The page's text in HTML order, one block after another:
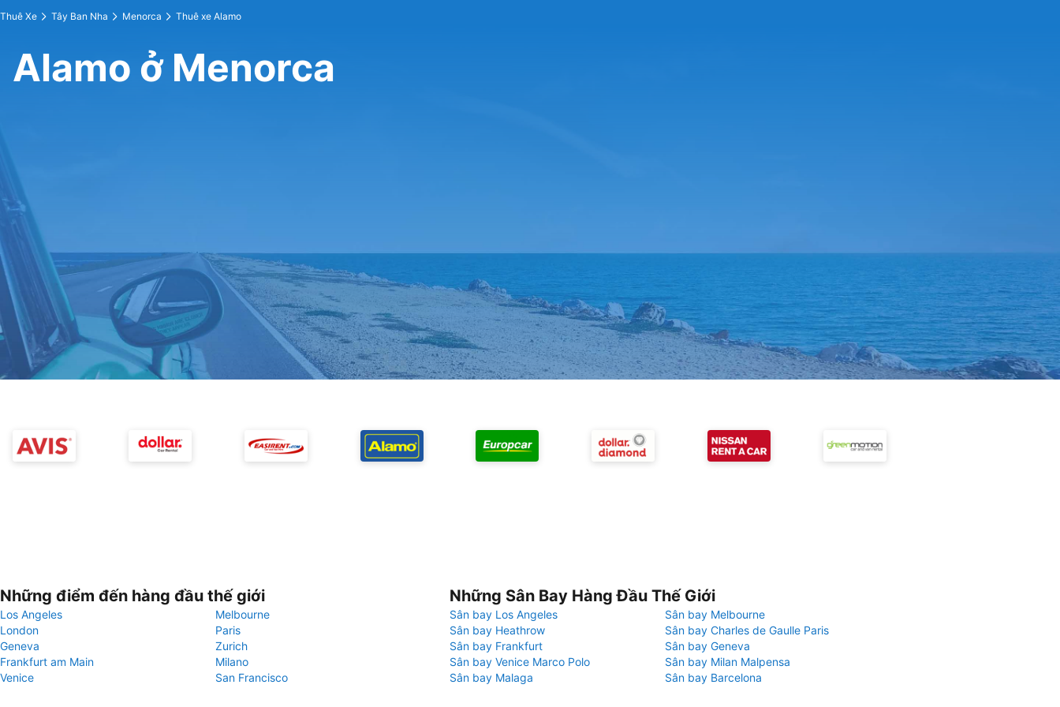
Thuê Xe Tây Ban Nha Menorca Thuê xe Alamo
Alamo ở Menorca
Những điểm đến hàng đầu thế giới
Los Angeles
Melbourne
London
Paris
Geneva
Zurich
Frankfurt am Main
Milano
Venice
San Francisco
Những Sân Bay Hàng Đầu Thế Giới
Sân bay Los Angeles
Sân bay Melbourne
Sân bay Heathrow
Sân bay Charles de Gaulle Paris
Sân bay Frankfurt
Sân bay Geneva
Sân bay Venice Marco Polo
Sân bay Milan Malpensa
Sân bay Malaga
Sân bay Barcelona